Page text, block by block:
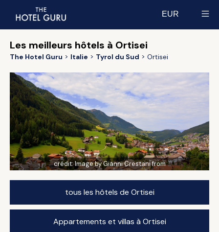
EUR
Les meilleurs hôtels à Ortisei
The Hotel Guru Italie Tyrol du Sud Ortisei
crédit:Image by Gianni Crestani from
tous les hôtels de Ortisei
Appartements et villas à Ortisei